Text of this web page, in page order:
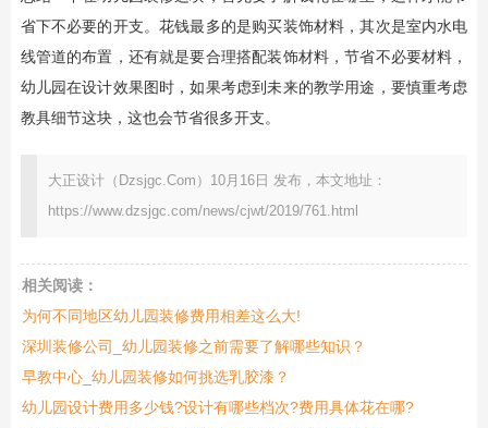
省下不必要的开支。花钱最多的是购买装饰材料，其次是室内水电
线管道的布置，还有就是要合理搭配装饰材料，节省不必要材料，
幼儿园在设计效果图时，如果考虑到未来的教学用途，要慎重考虑
教具细节这块，这也会节省很多开支。
大正设计（Dzsjgc.Com）10月16日 发布，本文地址：
https://www.dzsjgc.com/news/cjwt/2019/761.html
相关阅读：
为何不同地区幼儿园装修费用相差这么大!
深圳装修公司_幼儿园装修之前需要了解哪些知识？
早教中心_幼儿园装修如何挑选乳胶漆？
幼儿园设计费用多少钱?设计有哪些档次?费用具体花在哪?